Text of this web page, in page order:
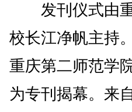
发刊仪式由重
校长江净帆主持
重庆第二师范学
为专刊揭幕。来